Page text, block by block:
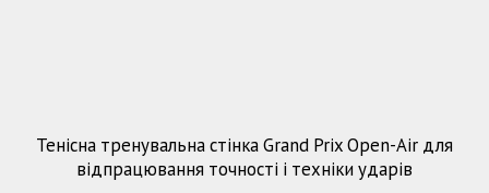
Тенісна тренувальна стінка Grand Prix Open-Air для
відпрацювання точності і техніки ударів